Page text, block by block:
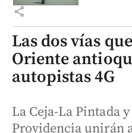
share
Las dos vías
Oriente
autopistas 4G
La Ceja-La Pintada
Providencia unirán